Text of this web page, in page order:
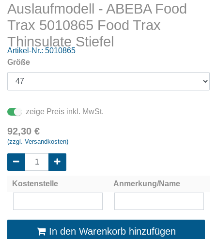
Auslaufmodell - ABEBA Food
Trax 5010865 Food Trax
Thinsulate Stiefel
Artikel-Nr.: 5010865
Größe
zeige Preis inkl. MwSt.
92,30 €
(zzgl. Versandkosten)
Kostenstelle Anmerkung/Name
In den Warenkorb hinzufügen